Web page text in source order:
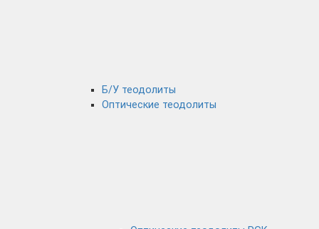
Б/У теодолиты
Оптические теодолиты